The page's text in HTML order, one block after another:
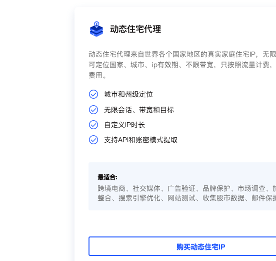
动态住宅代理
动态住宅代理来自世界各个国家地区的真实家庭住宅IP，无限
可定位国家、城市、ip有效期、不限带宽，只按照流量计费
费用。
城市和州级定位
无限会话、带宽和目标
自定义IP时长
支持API和账密模式提取
最适合:
跨境电商、社交媒体、广告验证、品牌保护、市场调查、
整合、搜索引擎优化、网站测试、收集股市数据、邮件保
购买动态住宅IP